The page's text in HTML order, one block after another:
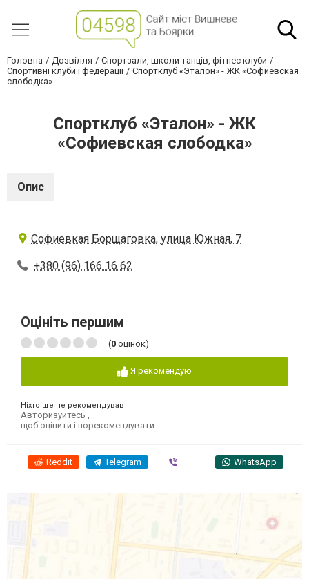
Головна Дозвілля
Спортзали, школи танців, фітнес клуби
Спортивні клуби і федерації
Спортклуб «Эталон» - ЖК «Софиевская
слободка»
Спортклуб «Эталон» - ЖК
«Софиевская слободка»
Опис
Софиевкая Борщаговка, улица Южная, 7
+380 (96) 166 16 62
Оцініть першим
(0 оцінок)
Я рекомендую
Ніхто ще не рекомендував
Авторизуйтесь
щоб оцінити і порекомендувати
Reddit Telegram WhatsApp